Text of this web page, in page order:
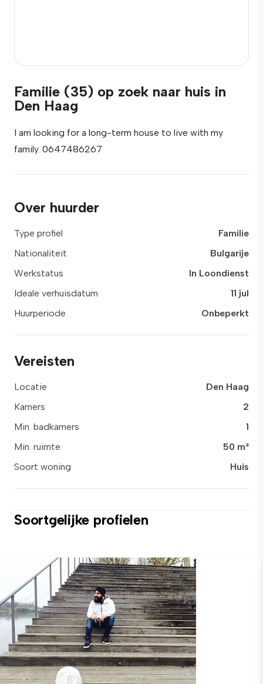
Familie (35) op zoek naar huis in
Den Haag
I am looking for a long-term house to live with my
family. 0647486267
Over huurder
Type profiel
Familie
Nationaliteit
Bulgarije
Werkstatus
In Loondienst
Ideale verhuisdatum
11 jul
Huurperiode
Onbeperkt
Vereisten
Locatie
Den Haag
Kamers
2
Min. badkamers
1
Min. ruimte
50 m²
Soort woning
Huis
Soortgelijke profielen